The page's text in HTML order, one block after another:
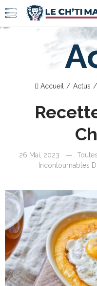
Accueil Actus
26 Mai, 2023
Incontournables